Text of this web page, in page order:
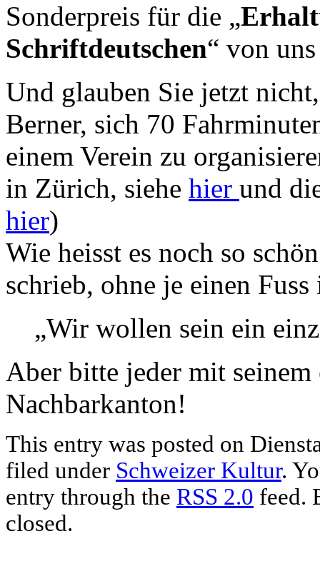
Sonderpreis für die „
Schriftdeutschen“ von
Und glauben Sie jetzt
Berner, sich 70
einem Verein zu
in Zürich, siehe hier und
hier)
Wie heisst es noch so
schrieb, ohne je einen
„Wir wollen sein ein
Aber bitte jeder mit
Nachbarkanton!
This entry was posted on
filed under Schweizer Kultur.
entry through the RSS 2.0 feed.
closed.